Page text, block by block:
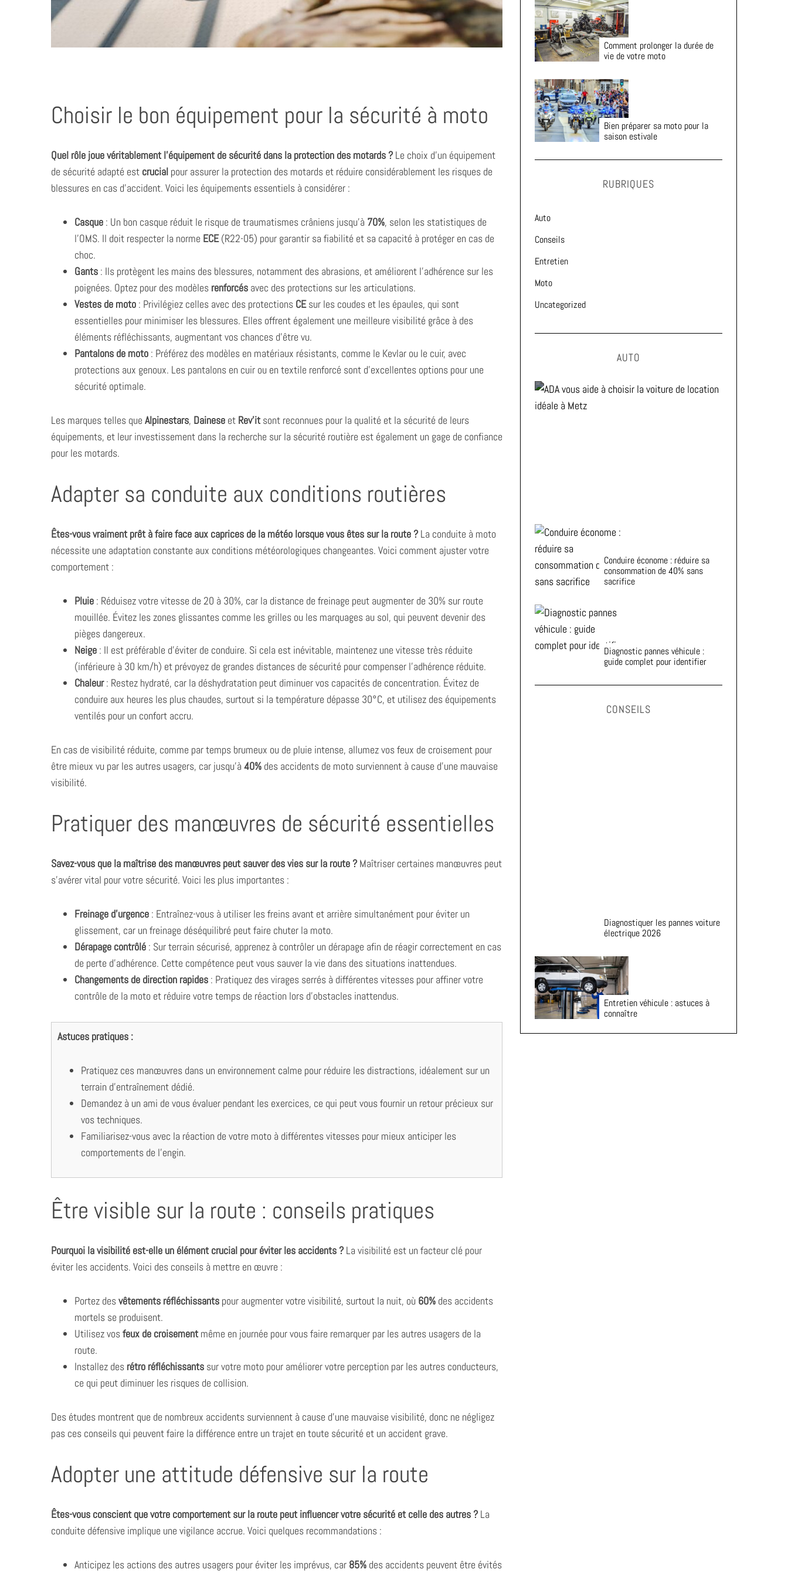
Choisir le bon équipement pour la sécurité à moto
Quel rôle joue véritablement l’équipement de sécurité dans la protection des motards ?Le choix d’un équipement
de sécurité adapté est crucial pour assurer la protection des motards et réduire considérablement les risques de
blessures en cas d’accident. Voici les équipements essentiels à considérer :
Casque : Un bon casque réduit le risque de traumatismes crâniens jusqu’à 70%, selon les statistiques de
l’OMS. Il doit respecter la norme ECE(R22-05) pour garantir sa fiabilité et sa capacité à protéger en cas de
choc.
Gants : Ils protègent les mains des blessures, notamment des abrasions, et améliorent l’adhérence sur les
poignées. Optez pour des modèles renforcés avec des protections sur les articulations.
Vestes de moto : Privilégiez celles avec des protections CEsur les coudes et les épaules, qui sont
essentielles pour minimiser les blessures. Elles offrent également une meilleure visibilité grâce à des
éléments réfléchissants, augmentant vos chances d’être vu.
Pantalons de moto : Préférez des modèles en matériaux résistants, comme le Kevlar ou le cuir, avec
protections aux genoux. Les pantalons en cuir ou en textile renforcé sont d’excellentes options pour une
sécurité optimale.
Les marques telles que Alpinestars, Dainese et Rev’it sont reconnues pour la qualité et la sécurité de leurs
équipements, et leur investissement dans la recherche sur la sécurité routière est également un gage de confiance
pour les motards.
Adapter sa conduite aux conditions routières
Êtes-vous vraiment prêt à faire face aux caprices de la météo lorsque vous êtes sur la route ?La conduite à moto
nécessite une adaptation constante aux conditions météorologiques changeantes. Voici comment ajuster votre
comportement :
Pluie : Réduisez votre vitesse de 20 à 30%, car la distance de freinage peut augmenter de 30% sur route
mouillée. Évitez les zones glissantes comme les grilles ou les marquages au sol, qui peuvent devenir des
pièges dangereux.
Neige : Il est préférable d’éviter de conduire. Si cela est inévitable, maintenez une vitesse très réduite
(inférieure à 30 km/h) et prévoyez de grandes distances de sécurité pour compenser l’adhérence réduite.
Chaleur: Restez hydraté, car la déshydratation peut diminuer vos capacités de concentration. Évitez de
conduire aux heures les plus chaudes, surtout si la température dépasse 30°C, et utilisez des équipements
ventilés pour un confort accru.
En cas de visibilité réduite, comme par temps brumeux ou de pluie intense, allumez vos feux de croisement pour
être mieux vu par les autres usagers, car jusqu’à 40% des accidents de moto surviennent à cause d’une mauvaise
visibilité.
Pratiquer des manœuvres de sécurité essentielles
Savez-vous que la maîtrise des manœuvres peut sauver des vies sur la route ?Maîtriser certaines manœuvres peut
s’avérer vital pour votre sécurité. Voici les plus importantes :
Freinage d’urgence : Entraînez-vous à utiliser les freins avant et arrière simultanément pour éviter un
glissement, car un freinage déséquilibré peut faire chuter la moto.
Dérapage contrôlé : Sur terrain sécurisé, apprenez à contrôler un dérapage afin de réagir correctement en cas
de perte d’adhérence. Cette compétence peut vous sauver la vie dans des situations inattendues.
Changements de direction rapides : Pratiquez des virages serrés à différentes vitesses pour affiner votre
contrôle de la moto et réduire votre temps de réaction lors d’obstacles inattendus.
Astuces pratiques :
Pratiquez ces manœuvres dans un environnement calme pour réduire les distractions, idéalement sur un
terrain d’entraînement dédié.
Demandez à un ami de vous évaluer pendant les exercices, ce qui peut vous fournir un retour précieux sur
vos techniques.
Familiarisez-vous avec la réaction de votre moto à différentes vitesses pour mieux anticiper les
comportements de l’engin.
Être visible sur la route : conseils pratiques
Pourquoi la visibilité est-elle un élément crucial pour éviter les accidents ?La visibilité est un facteur clé pour
éviter les accidents. Voici des conseils à mettre en œuvre :
Portez desvêtements réfléchissants pour augmenter votre visibilité, surtout la nuit, où 60% des accidents
mortels se produisent.
Utilisez vosfeux de croisement même en journée pour vous faire remarquer par les autres usagers de la
route.
Installez des rétro réfléchissants sur votre moto pour améliorer votre perception par les autres conducteurs,
ce qui peut diminuer les risques de collision.
Des études montrent que de nombreux accidents surviennent à cause d’une mauvaise visibilité, donc ne négligez
pas ces conseils qui peuvent faire la différence entre un trajet en toute sécurité et un accident grave.
Adopter une attitude défensive sur la route
Êtes-vous conscient que votre comportement sur la route peut influencer votre sécurité et celle des autres ?La
conduite défensive implique une vigilance accrue. Voici quelques recommandations :
Anticipez les actions des autres usagers pour éviter les imprévus, car 85% des accidents peuvent être évités
Comment prolonger la durée de
vie de votre moto
Bien préparer sa moto pour la
saison estivale
RUBRIQUES
Auto
Conseils
Entretien
Moto
Uncategorized
AUTO
Conduire économe : réduire sa
consommation de 40% sans
sacrifice
Diagnostic pannes véhicule :
guide complet pour identifier
CONSEILS
Diagnostiquer les pannes voiture
électrique 2026
Entretien véhicule : astuces à
connaître
e
r
c
h
f
r
: